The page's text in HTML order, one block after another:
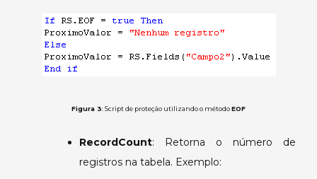
Figura 3: Script de proteção utilizando o métodoEOF
RecordCount: Retorna o número de
registros na tabela. Exemplo: